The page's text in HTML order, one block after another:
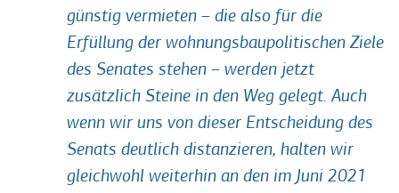
günstig vermieten – die also für die
Erfüllung der wohnungsbaupolitischen Ziele
des Senates stehen – werden jetzt
zusätzlich Steine in den Weg gelegt. Auch
wenn wir uns von dieser Entscheidung des
Senats deutlich distanzieren, halten wir
gleichwohl weiterhin an den im Juni 2021